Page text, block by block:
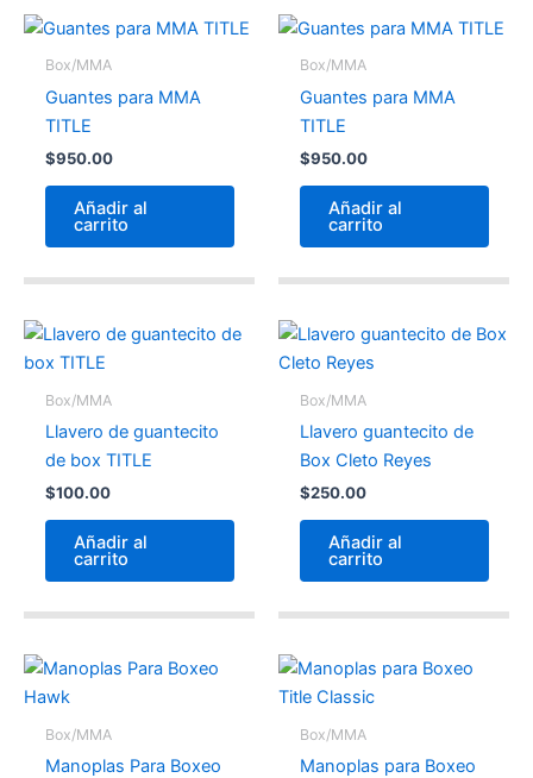
Box/MMA
Guantes para MMA
TITLE
$950.00
Añadir al
carrito
Box/MMA
Guantes para MMA
TITLE
$950.00
Añadir al
carrito
Box/MMA
Llavero de guantecito
de box TITLE
$100.00
Añadir al
carrito
Box/MMA
Llavero guantecito de
Box Cleto Reyes
$250.00
Añadir al
carrito
Box/MMA
Manoplas Para Boxeo
Box/MMA
Manoplas para Boxeo